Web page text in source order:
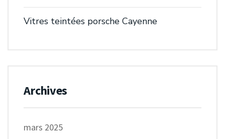
Vitres teintées porsche Cayenne
Archives
mars 2025